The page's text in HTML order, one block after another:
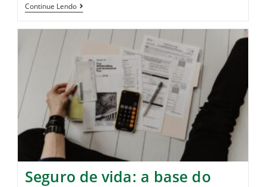
Continue LendoQuanto
Sua
Receberia
Faltasse
Amanhã?
Seguro de vida: a base do